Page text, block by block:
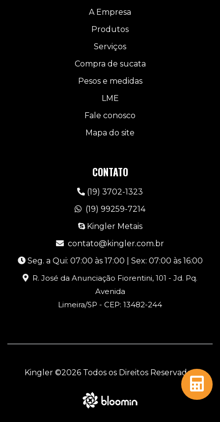
A Empresa
Produtos
Serviços
Compra de sucata
Pesos e medidas
LME
Fale conosco
Mapa do site
CONTATO
(19) 3702-1323
(19) 99259-7214
Kingler Metais
contato@kingler.com.br
Seg. a Qui: 07:00 às 17:00 | Sex: 07:00 às 16:00
R. José da Anunciação Fiorentini, 101 - Jd. Pq.
Avenida
Limeira/SP - CEP: 13482-244
Kingler ©2026 Todos os Direitos Reservados